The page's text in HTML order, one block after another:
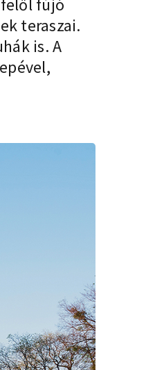
fújó
teraszai.
is. A